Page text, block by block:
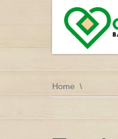
Home